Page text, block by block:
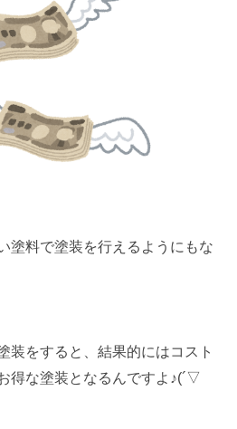
塗料で塗装を行えるようにもな
装をすると、結果的にはコスト
得な塗装となるんですよ♪(´▽